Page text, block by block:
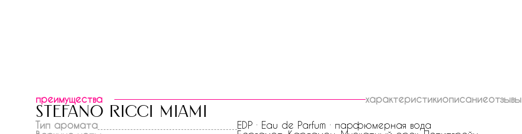
преимущества характеристикиописаниеотзывы
stefano ricci miami
Тип аромата
EDP · Eau de Parfum · парфюмерная вода